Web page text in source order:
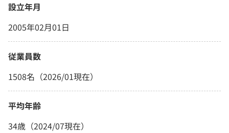
設立年月
2005年02月01日
従業員数
1508名（2026/01現在）
平均年齢
34歳（2024/07現在）